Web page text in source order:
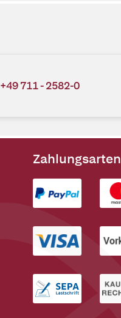
+49 711 - 2582-0
Zahlungsarten